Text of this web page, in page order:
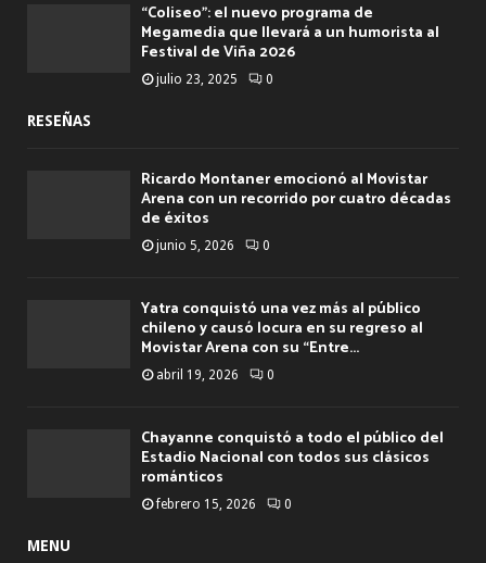
“Coliseo”: el nuevo programa de
Megamedia que llevará a un humorista al
Festival de Viña 2026
julio 23, 2025 0
RESEÑAS
Ricardo Montaner emocionó al Movistar
Arena con un recorrido por cuatro décadas
de éxitos
junio 5, 2026 0
Yatra conquistó una vez más al público
chileno y causó locura en su regreso al
Movistar Arena con su “Entre...
abril 19, 2026 0
Chayanne conquistó a todo el público del
Estadio Nacional con todos sus clásicos
románticos
febrero 15, 2026 0
MENU